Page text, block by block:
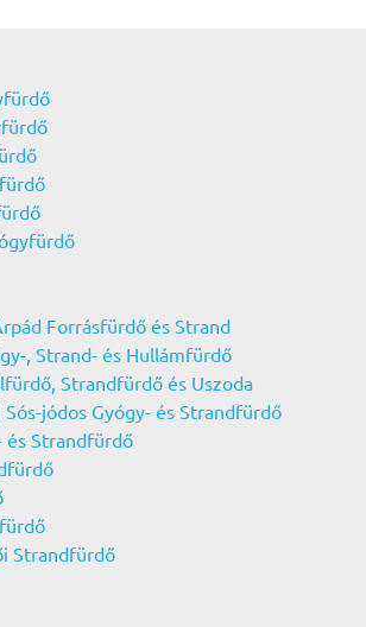
Forrásfürdő és Strand
, Strand- és Hullámfürdő
Strandfürdő és Uszoda
jódos Gyógy- és Strandfürdő
és Strandfürdő
Strandfürdő